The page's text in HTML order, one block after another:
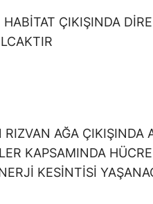
ÇIKIŞINDA
AĞA ÇIKIŞINDA
KAPSAMINDA
KESİNTİSİ